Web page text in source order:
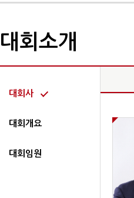
대회소개
대회사
대회개요
대회임원